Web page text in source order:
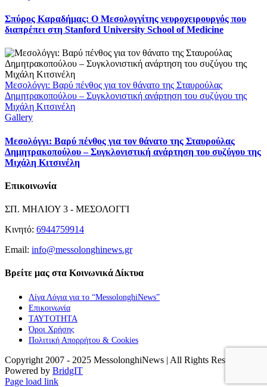
Σπύρος Καραδήμας: Ο Μεσολογγίτης νευροχειρουργός που
διαπρέπει στη Stanford University School of Medicine
Μεσολόγγι: Βαρύ πένθος για τον θάνατο της Σταυρούλας
Δημητρακοπούλου – Συγκλονιστική ανάρτηση του συζύγου της
Μιχάλη Κιτσινέλη
Gallery
Μεσολόγγι: Βαρύ πένθος για τον θάνατο της Σταυρούλας
Δημητρακοπούλου – Συγκλονιστική ανάρτηση του συζύγου της
Μιχάλη Κιτσινέλη
Επικοινωνία
ΣΠ. ΜΗΛΙΟΥ 3 - ΜΕΣΟΛΟΓΓΙ
Κινητό: 6944759914
Email: info@messolonghinews.gr
Βρείτε μας στα Κοινωνικά Δίκτυα
Λίγα Λόγια για το “MessolonghiNews”
Επικοινωνία
ΤΑΥΤΟΤΗΤΑ
Όροι Χρήσης
Πολιτική Απορρήτου & Cookies
Copyright 2007 - 2025 MessolonghiNews | All Rights Reserved |
Powered by BridgIT
YouTube
Facebook
Instagram
Page load link